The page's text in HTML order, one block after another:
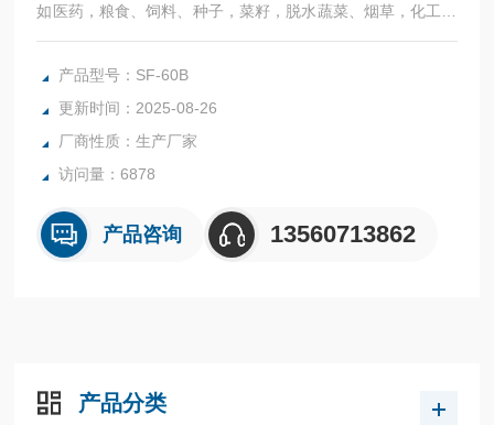
如医药，粮食、饲料、种子，菜籽，脱水蔬菜、烟草，化工，
茶叶，食品、肉类以及纺织，农林、造纸、橡胶、塑胶、纺织
等行业中的实验室与生产过程中。同时满足固体、颗粒、粉
限公司始终立志于为用户提供多用途，多性能的高质量产品，
为您打造快速，准确，物超所值的水分测定仪**。
产品型号：SF-60B
更新时间：2025-08-26
厂商性质：生产厂家
访问量：6878
产品咨询 13560713862
产品分类